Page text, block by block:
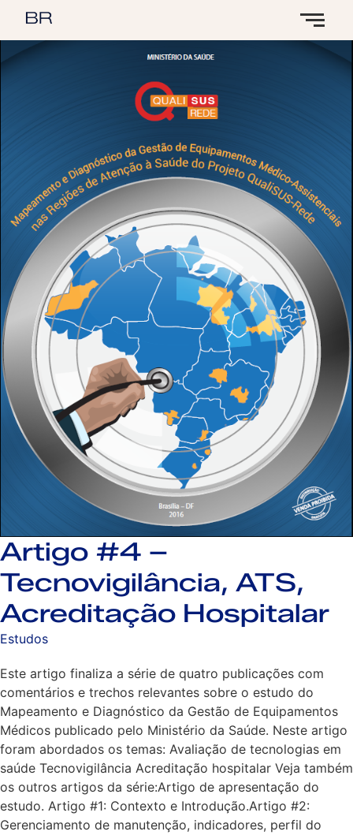
Artigo #4 –
Tecnovigilância, ATS,
Acreditação Hospitalar
Estudos
Este artigo finaliza a série de quatro publicações com
comentários e trechos relevantes sobre o estudo do
Mapeamento e Diagnóstico da Gestão de Equipamentos
Médicos publicado pelo Ministério da Saúde. Neste artigo
foram abordados os temas: Avaliação de tecnologias em
saúde Tecnovigilância Acreditação hospitalar Veja também
os outros artigos da série:Artigo de apresentação do
estudo. Artigo #1: Contexto e Introdução.Artigo #2:
Gerenciamento de manutenção, indicadores, perfil do